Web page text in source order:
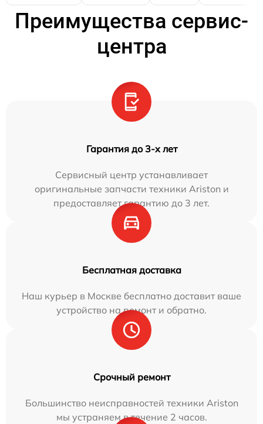
Преимущества сервис-
центра
Гарантия до 3-х лет
Сервисный центр устанавливает
оригинальные запчасти техники Ariston и
предоставляет гарантию до 3 лет.
Бесплатная доставка
Наш курьер в Москве бесплатно доставит ваше
устройство на ремонт и обратно.
Срочный ремонт
Большинство неисправностей техники Ariston
мы устраняем в течение 2 часов.